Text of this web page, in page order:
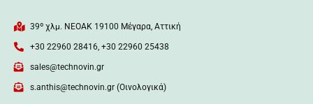
39º χλμ. ΝΕΟΑΚ 19100 Mέγαρα, Αττική
+30 22960 28416, +30 22960 25438
sales@technovin.gr
s.anthis@technovin.gr (Οινολογικά)